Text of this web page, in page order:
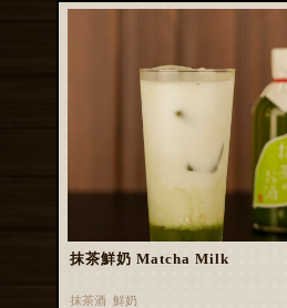
抹茶鮮奶 Matcha Milk
抹茶酒 鮮奶